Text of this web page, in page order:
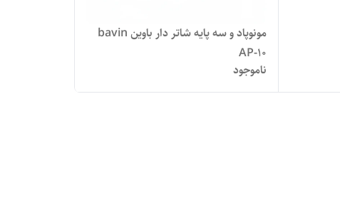
مونوپاد و سه پایه شاتر دار باوین bavin
AP-10
ناموجود